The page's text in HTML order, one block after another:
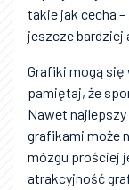
takie jak cecha
jeszcze bardziej
Grafiki mogą się
pamiętaj, że
Nawet
grafikami może
mózgu prościej
atrakcyjność